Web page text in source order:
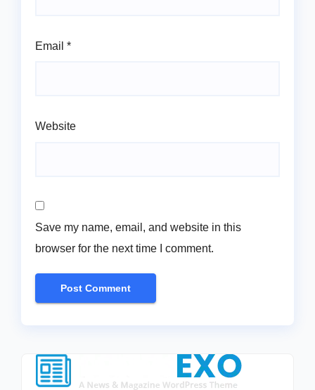
Email *
Website
Save my name, email, and website in this
browser for the next time I comment.